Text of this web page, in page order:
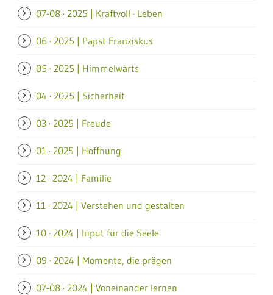
07-08 · 2025 | Kraftvoll · Leben
06 · 2025 | Papst Franziskus
05 · 2025 | Himmelwärts
04 · 2025 | Sicherheit
03 · 2025 | Freude
01 · 2025 | Hoffnung
12 · 2024 | Familie
11 · 2024 | Verstehen und gestalten
10 · 2024 | Input für die Seele
09 · 2024 | Momente, die prägen
07-08 · 2024 | Voneinander lernen